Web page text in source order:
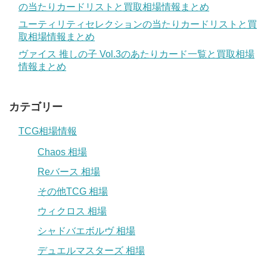
の当たりカードリストと買取相場情報まとめ
ユーティリティセレクションの当たりカードリストと買
取相場情報まとめ
ヴァイス 推しの子 Vol.3のあたりカード一覧と買取相場
情報まとめ
カテゴリー
TCG相場情報
Chaos 相場
Reバース 相場
その他TCG 相場
ウィクロス 相場
シャドバエボルヴ 相場
デュエルマスターズ 相場